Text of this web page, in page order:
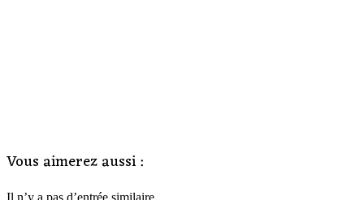
Vous aimerez aussi :